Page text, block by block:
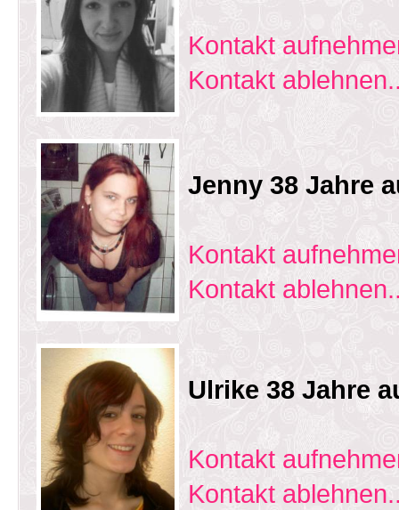
Kontakt
Kontakt
Jenny 38 Jahre
Kontakt
Kontakt
Ulrike 38 Jahre
Kontakt
Kontakt